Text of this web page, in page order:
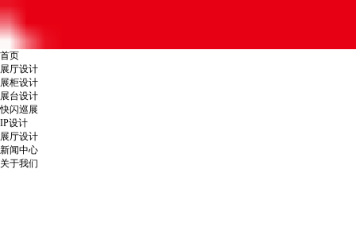
首页
展厅设计
展柜设计
展台设计
快闪巡展
IP设计
展厅设计
新闻中心
关于我们